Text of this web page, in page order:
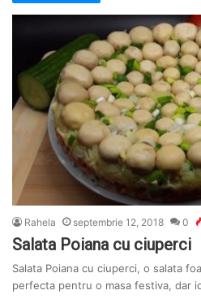
Rahela septembrie 12, 2018 0
Salata Poiana cu ciuperci
Salata Poiana cu ciuperci, o salata
perfecta pentru o masa festiva, dar